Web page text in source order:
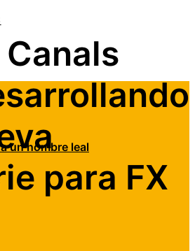
un hombre leal
para FX